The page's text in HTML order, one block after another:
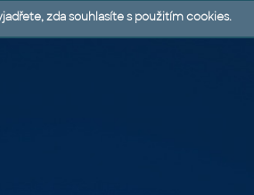
zda souhlasíte s použitím cookies.